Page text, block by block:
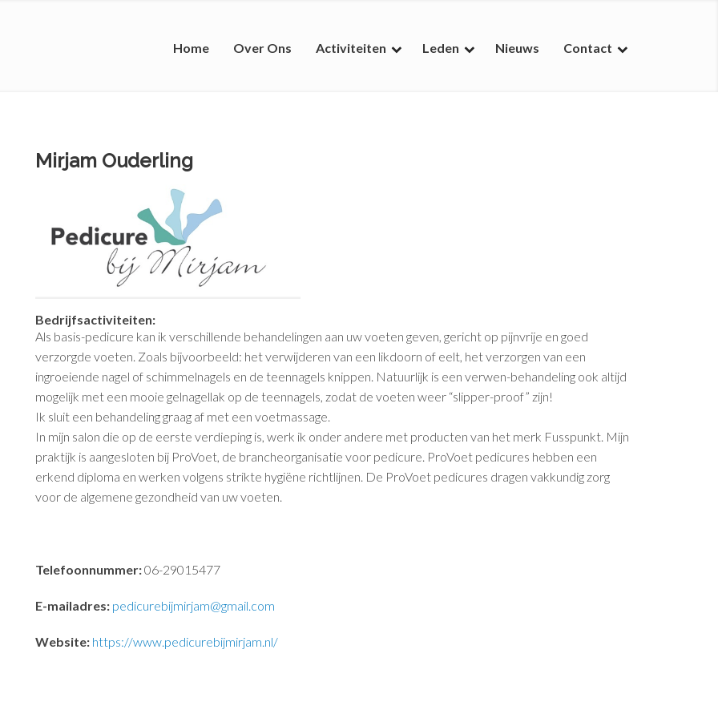
Home Over Ons Activiteiten Leden Nieuws Contact
Mirjam Ouderling
Bedrijfsactiviteiten:
Als basis-pedicure kan ik verschillende behandelingen aan uw voeten geven, gericht op pijnvrije en goed
verzorgde voeten. Zoals bijvoorbeeld: het verwijderen van een likdoorn of eelt, het verzorgen van een
ingroeiende nagel of schimmelnagels en de teennagels knippen. Natuurlijk is een verwen-behandeling ook altijd
mogelijk met een mooie gelnagellak op de teennagels, zodat de voeten weer “slipper-proof” zijn!
Ik sluit een behandeling graag af met een voetmassage.
In mijn salon die op de eerste verdieping is, werk ik onder andere met producten van het merk Fusspunkt. Mijn
praktijk is aangesloten bij ProVoet, de brancheorganisatie voor pedicure. ProVoet pedicures hebben een
erkend diploma en werken volgens strikte hygiëne richtlijnen. De ProVoet pedicures dragen vakkundig zorg
voor de algemene gezondheid van uw voeten.
Telefoonnummer:06-29015477
E-mailadres: pedicurebijmirjam@gmail.com
Website: https://www.pedicurebijmirjam.nl/